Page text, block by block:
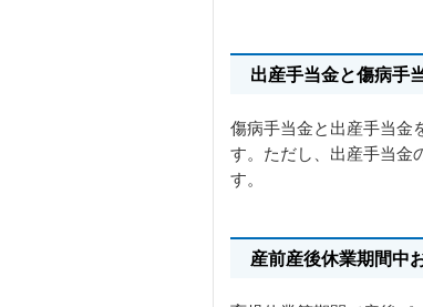
出産手当金と傷病手
傷病手当金と出産手当金
す。ただし、出産手当金
す。
産前産後休業期間中